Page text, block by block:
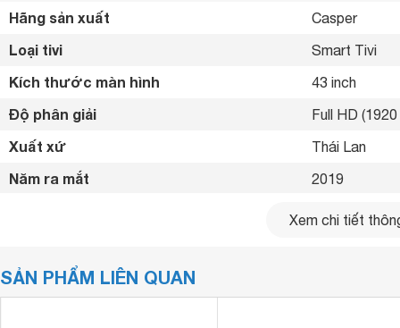
Âm thanh vòm như xem tại rạp với Casper 43FG5000
cầu, CASPER Tivi với chuẩn âm thanh vòm Dolby Audio
Hãng sản xuất Casper
Loại tivi Smart Tivi
Kích thước màn hình 43 inch
Độ phân giải Full HD
Xuất xứ Thái Lan
Năm ra mắt 2019
Có (Loa,
Cổng HDMI
Xem chi tiết
SẢN PHẨM LIÊN QUAN